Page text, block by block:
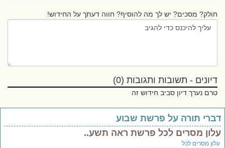
חולק? מסכים? יש לך מה להוסיף? חווה דעתך על החידוש!
דיונים - תשובות ותגובות (0)
טרם נערך דיון סביב חידוש זה
דברי תורה על פרשת שבוע
עלון מסרים לכל פרשת ראה תשע..
עלון מסרים לכל